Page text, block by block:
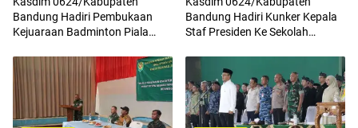
Bandung Hadiri Pembukaan
Kejuaraan Badminton Piala
Bandung Hadiri Kunker Kepala
Staf Presiden Ke Sekolah